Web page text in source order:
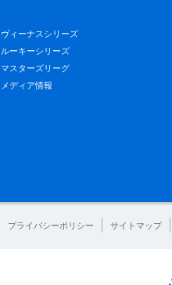
ヴィーナスシリーズ
ルーキーシリーズ
マスターズリーグ
メディア情報
プライバシーポリシー サイトマップ